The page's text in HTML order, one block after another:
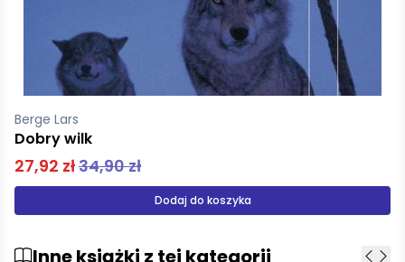
Berge Lars
Dobry wilk
27,92 zł34,90 zł
Dodaj do koszyka
Inne książki z tej kategorii